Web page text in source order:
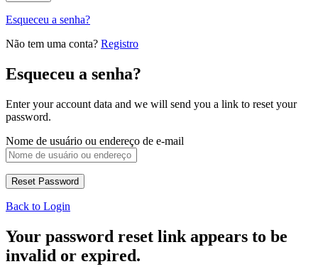
Esqueceu a senha?
Não tem uma conta? Registro
Esqueceu a senha?
Enter your account data and we will send you a link to reset your
password.
Nome de usuário ou endereço de e-mail
Back to Login
Your password reset link appears to be
invalid or expired.